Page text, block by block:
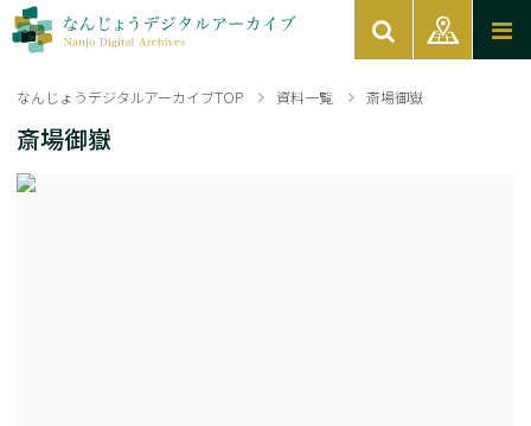
なんじょうデジタルアーカイブTOP 資料一覧 斎場御嶽
斎場御嶽